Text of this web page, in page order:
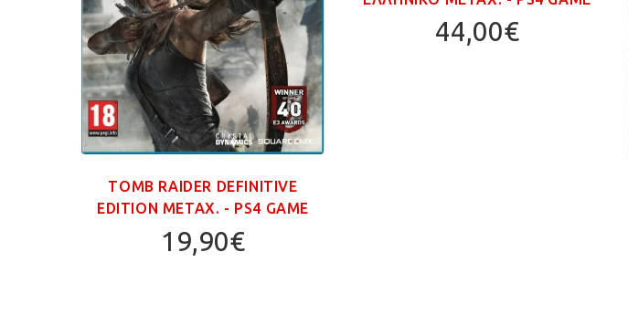
TOMB RAIDER DEFINITIVE
EDITION ΜΕΤΑΧ. - PS4 GAME
19,90€
44,00€